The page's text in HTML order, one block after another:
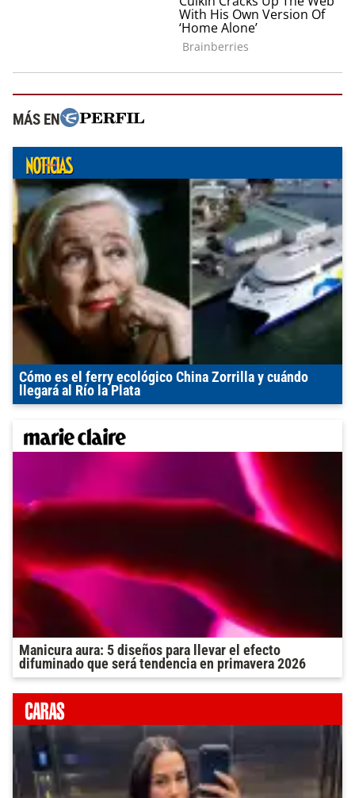
MÁS EN
Cómo es el ferry ecológico China Zorrilla y cuándo
llegará al Río la Plata
Manicura aura: 5 diseños para llevar el efecto
difuminado que será tendencia en primavera 2026